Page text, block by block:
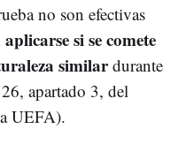
no son efectivas
si se comete
similardurante
apartado 3, del
UEFA).